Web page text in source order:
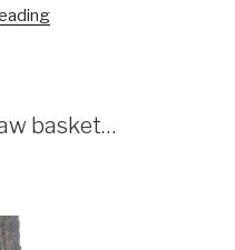
or
basket…